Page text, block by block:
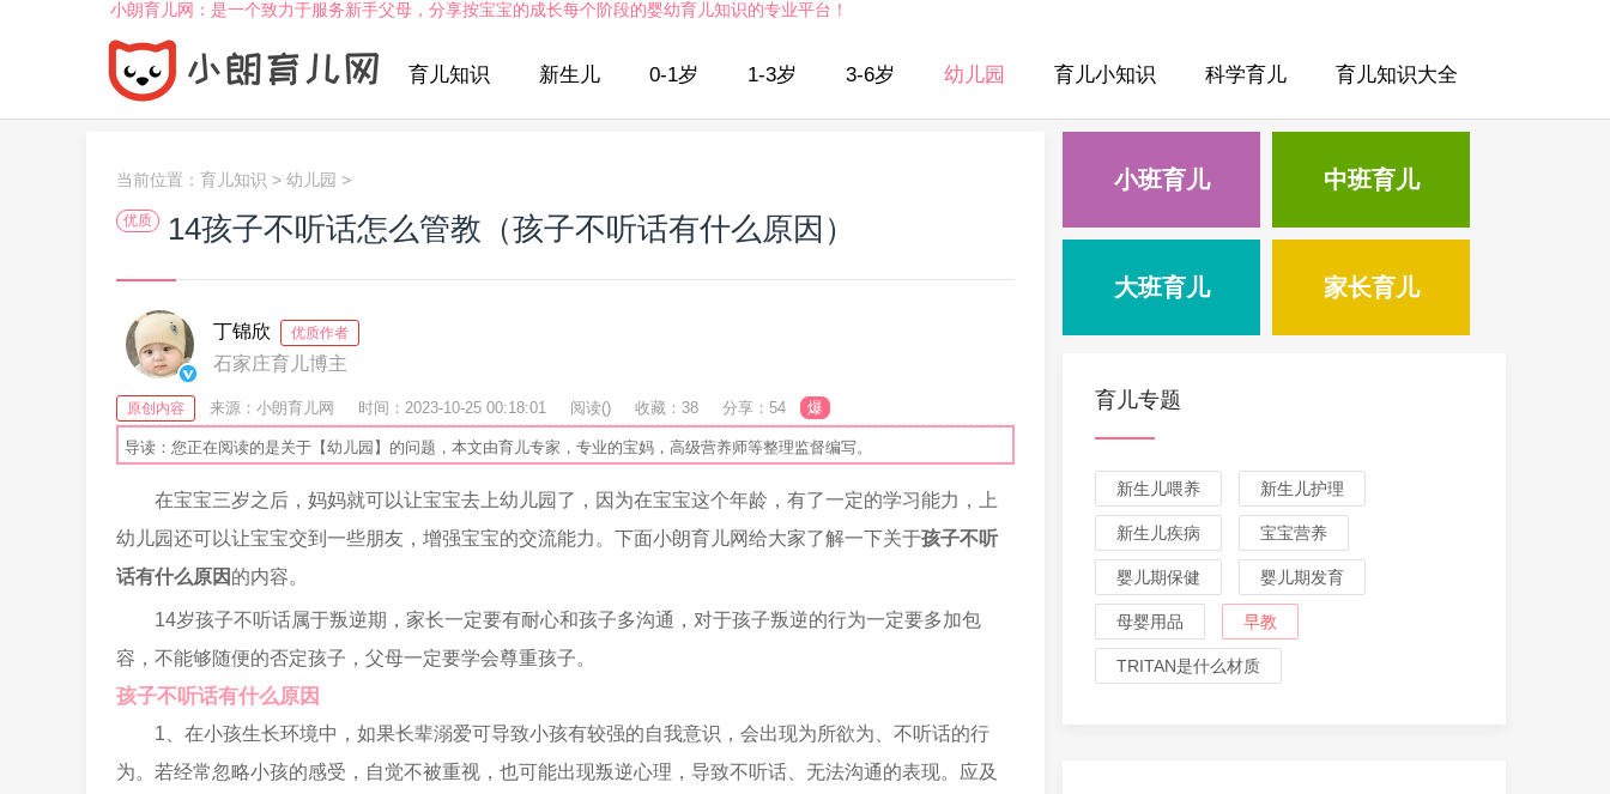
小朗育儿网：是一个致力于服务新手父母，分享按宝宝的成长每个阶段的婴幼育儿知识的专业平台！
育儿知识 新生儿 0-1岁 1-3岁 3-6岁 幼儿园 育儿小知识 科学育儿 育儿知识大全
当前位置： 育儿知识 > 幼儿园 >
优质 14孩子不听话怎么管教（孩子不听话有什么原因）
丁锦欣 优质作者
石家庄育儿博主
原创内容 来源：小朗育儿网 时间：2023-10-25 00:18:01 阅读() 收藏：38 分享：54 爆
导读：您正在阅读的是关于【幼儿园】的问题，本文由育儿专家，专业的宝妈，高级营养师等整理监督编写。
在宝宝三岁之后，妈妈就可以让宝宝去上幼儿园了，因为在宝宝这个年龄，有了一定的学习能力，上
幼儿园还可以让宝宝交到一些朋友，增强宝宝的交流能力。下面小朗育儿网给大家了解一下关于孩子不听
话有什么原因 的内容。
14岁孩子不听话属于叛逆期，家长一定要有耐心和孩子多沟通，对于孩子叛逆的行为一定要多加包
容，不能够随便的否定孩子，父母一定要学会尊重孩子。
孩子不听话有什么原因
1、在小孩生长环境中，如果长辈溺爱可导致小孩有较强的自我意识，会出现为所欲为、不听话的行
为。若经常忽略小孩的感受，自觉不被重视，也可能出现叛逆心理，导致不听话、无法沟通的表现。应及
小班育儿 中班育儿
大班育儿 家长育儿
育儿专题
新生儿喂养 新生儿护理
新生儿疾病 宝宝营养
婴儿期保健 婴儿期发育
母婴用品 早教
TRITAN是什么材质